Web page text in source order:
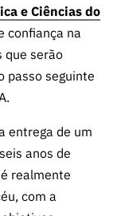
Interesse
FCCN,
serviços
digitais da
Denúncia
s
Apoios
PRR –
e Ciências do
confiança na
que serão
passo seguinte
entrega de um
anos de
realmente
com a